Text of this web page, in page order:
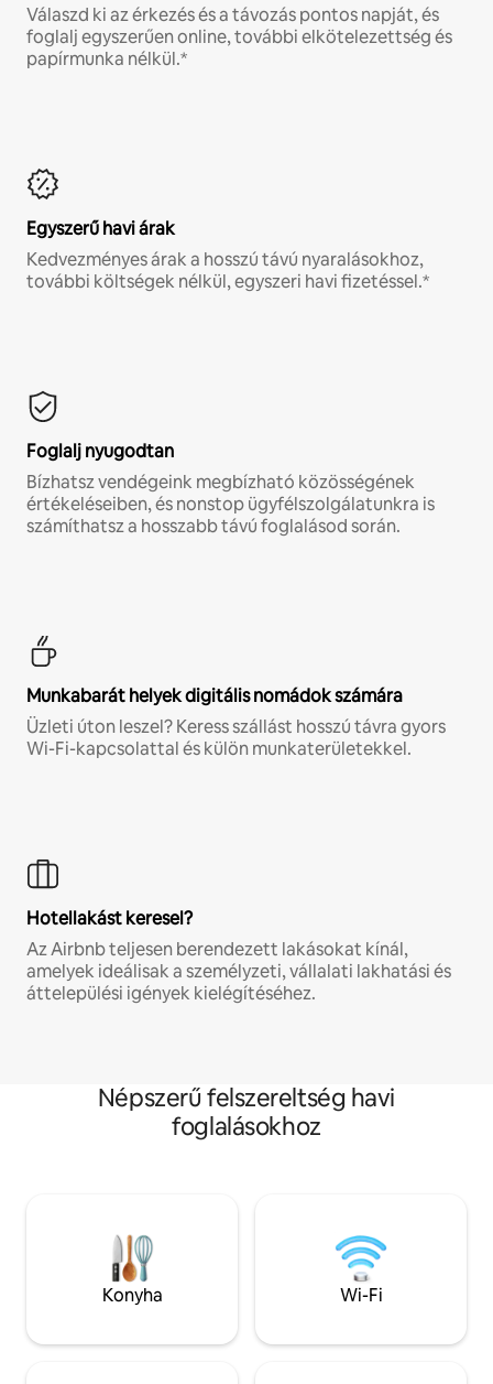
Válaszd ki az érkezés és a távozás pontos napját, és
foglalj egyszerűen online, további elkötelezettség és
papírmunka nélkül.*
Egyszerű havi árak
Kedvezményes árak a hosszú távú nyaralásokhoz,
további költségek nélkül, egyszeri havi fizetéssel.*
Foglalj nyugodtan
Bízhatsz vendégeink megbízható közösségének
értékeléseiben, és nonstop ügyfélszolgálatunkra is
számíthatsz a hosszabb távú foglalásod során.
Munkabarát helyek digitális nomádok számára
Üzleti úton leszel? Keress szállást hosszú távra gyors
Wi-Fi-kapcsolattal és külön munkaterületekkel.
Hotellakást keresel?
Az Airbnb teljesen berendezett lakásokat kínál,
amelyek ideálisak a személyzeti, vállalati lakhatási és
áttelepülési igények kielégítéséhez.
Népszerű felszereltség havi
foglalásokhoz
Konyha Wi-Fi